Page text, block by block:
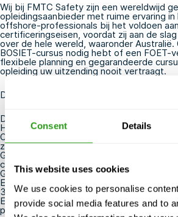
Consent Details
This website uses cookies
We use cookies to personalise
provide social media features and to
Wij bij FMTC Safety zijn een wereldwijd
opleidingsaanbieder met ruime ervaring
offshore-professionals bij het voldoen
certificeringseisen, voordat zij aan de
over de hele wereld, waaronder Australië.
BOSIET-cursus nodig hebt of een FOET-
flexibele planning en gegarandeerde
opleiding uw uitzending nooit vertraagt.
Dit kunt u verwachten als u bij ons boekt:
Door OPITO erkende cursussen,
HUET T-BOSIET
Opleidingscentra in de buurt van grote
zodat ze gemakkelijk bereikbaar zijn
Gratis annuleren of verzetten tot 24 uur
cursus
Gegarandeerde cursusdata, zelfs bij een
Een Trustpilot-beoordeling van 5 sterren
3.000 geverifieerde beoordelingen
Ervaren, in de branche erkende docenten
praktische kennis inbrengen